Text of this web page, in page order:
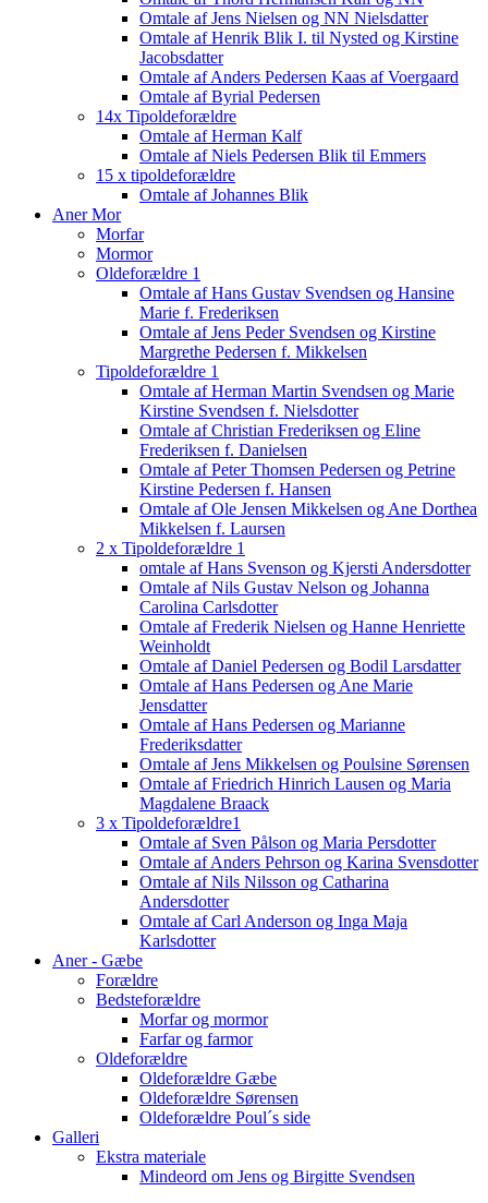
Omtale af Jens Nielsen og NN Nielsdatter
Omtale af Henrik Blik I. til Nysted og Kirstine
Jacobsdatter
Omtale af Anders Pedersen Kaas af Voergaard
Omtale af Byrial Pedersen
14x Tipoldeforældre
Omtale af Herman Kalf
Omtale af Niels Pedersen Blik til Emmers
15 x tipoldeforældre
Omtale af Johannes Blik
Aner Mor
Morfar
Mormor
Oldeforældre 1
Omtale af Hans Gustav Svendsen og Hansine
Marie f. Frederiksen
Omtale af Jens Peder Svendsen og Kirstine
Margrethe Pedersen f. Mikkelsen
Tipoldeforældre 1
Omtale af Herman Martin Svendsen og Marie
Kirstine Svendsen f. Nielsdotter
Omtale af Christian Frederiksen og Eline
Frederiksen f. Danielsen
Omtale af Peter Thomsen Pedersen og Petrine
Kirstine Pedersen f. Hansen
Omtale af Ole Jensen Mikkelsen og Ane Dorthea
Mikkelsen f. Laursen
2 x Tipoldeforældre 1
omtale af Hans Svenson og Kjersti Andersdotter
Omtale af Nils Gustav Nelson og Johanna
Carolina Carlsdotter
Omtale af Frederik Nielsen og Hanne Henriette
Weinholdt
Omtale af Daniel Pedersen og Bodil Larsdatter
Omtale af Hans Pedersen og Ane Marie
Jensdatter
Omtale af Hans Pedersen og Marianne
Frederiksdatter
Omtale af Jens Mikkelsen og Poulsine Sørensen
Omtale af Friedrich Hinrich Lausen og Maria
Magdalene Braack
3 x Tipoldeforældre1
Omtale af Sven Pålson og Maria Persdotter
Omtale af Anders Pehrson og Karina Svensdotter
Omtale af Nils Nilsson og Catharina
Andersdotter
Omtale af Carl Anderson og Inga Maja
Karlsdotter
Aner - Gæbe
Forældre
Bedsteforældre
Morfar og mormor
Farfar og farmor
Oldeforældre
Oldeforældre Gæbe
Oldeforældre Sørensen
Oldeforældre Poul´s side
Galleri
Ekstra materiale
Mindeord om Jens og Birgitte Svendsen